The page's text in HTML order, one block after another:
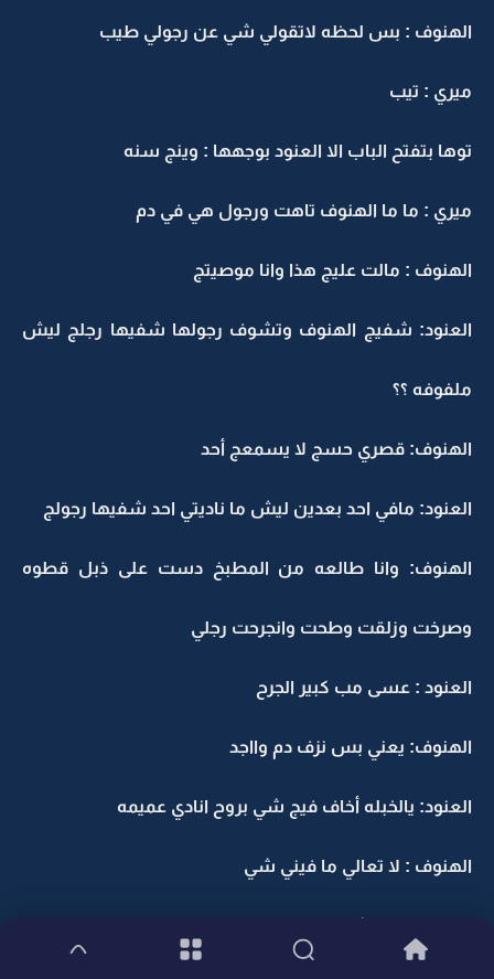
الهنوف : بس لحظه لاتقولي شي عن رجولي طيب
ميري : تيب
توها بتفتح الباب الا العنود بوجهها : وينج سنه
ميري : ما ما الهنوف تاهت ورجول هي في دم
الهنوف : مالت عليج هذا وانا موصيتج
العنود: شفيج الهنوف وتشوف رجولها شفيها رجلج ليش
ملفوفه ؟؟
الهنوف: قصري حسج لا يسمعج أحد
العنود: مافي احد بعدين ليش ما ناديتي احد شفيها رجولج
الهنوف: وانا طالعه من المطبخ دست على ذبل قطوه
وصرخت وزلقت وطحت وانجرحت رجلي
العنود : عسى مب كبير الجرح
الهنوف: يعني بس نزف دم وااجد
العنود: يالخبله أخاف فيج شي بروح انادي عميمه
الهنوف : لا تعالي ما فيني شي